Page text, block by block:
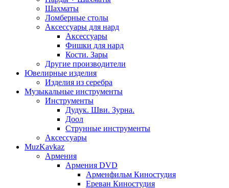
Шахматы
Ломберные столы
Аксессуары для нард
Аксессуары
Фишки для нард
Кости. Зары
Другие производители
Ювелирные изделия
Изделия из серебра
Музыкальные инструменты
Инструменты
Дудук. Шви. Зурна.
Доол
Струнные инструменты
Аксессуары
MuzKavkaz
Армения
Армения DVD
Арменфильм Киностудия
Ереван Киностудия